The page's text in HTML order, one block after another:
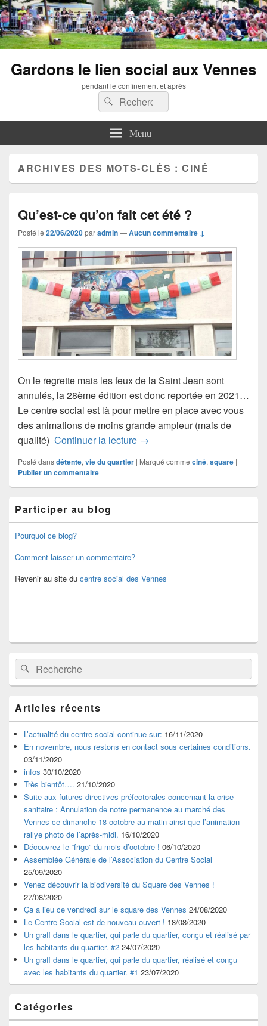
Gardons le lien social aux Vennes
pendant le confinement et après
Recherche :
Rechercher
Menu
ARCHIVES DES MOTS-CLÉS :CINÉ
Qu’est-ce qu’on fait cet été ?
Posté le 22/06/2020paradmin—Aucun commentaire ↓
On le regrette mais les feux de la Saint Jean sont
annulés, la 28ème édition est donc reportée en 2021…
Le centre social est là pour mettre en place avec vous
des animations de moins grande ampleur (mais de
qualité) Continuer la lecture Qu’est-ce qu’on fait cet été ?
→
Posté dansdétente, vie du quartier | Marqué comme ciné, square |
Publier un commentaire
principale
de
widget
latérale
Participer au blog
Pourquoi ce blog?
Comment laisser un commentaire?
Revenir au site du centre social des Vennes
Recherche :Rechercher
Articles récents
L’actualité du centre social continue sur: 16/11/2020
En novembre, nous restons en contact sous certaines conditions.
03/11/2020
infos 30/10/2020
Très bientôt…. 21/10/2020
Suite aux futures directives préfectorales concernant la crise
sanitaire : Annulation de notre permanence au marché des
Vennes ce dimanche 18 octobre au matin ainsi que l’animation
rallye photo de l’après-midi. 16/10/2020
Découvrez le “frigo” du mois d’octobre ! 06/10/2020
Assemblée Générale de l’Association du Centre Social
25/09/2020
Venez découvrir la biodiversité du Square des Vennes !
27/08/2020
Ça a lieu ce vendredi sur le square des Vennes 24/08/2020
Le Centre Social est de nouveau ouvert ! 18/08/2020
Un graff dans le quartier, qui parle du quartier, conçu et réalisé par
les habitants du quartier. #2 24/07/2020
Un graff dans le quartier, qui parle du quartier, réalisé et conçu
avec les habitants du quartier. #1 23/07/2020
Catégories